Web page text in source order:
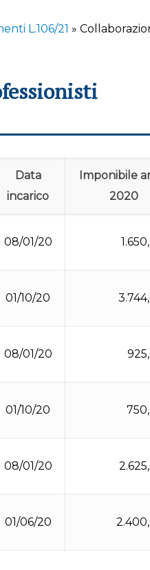
L.106/21 »
Data
incarico
Imponibile
2020
08/01/20
01/10/20
08/01/20
01/10/20
08/01/20
01/06/20